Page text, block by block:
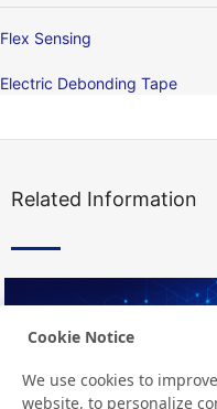
Flex Sensing
Electric Debonding Tape
Related Information
Cookie Notice
We use cookies to
website, to personalize